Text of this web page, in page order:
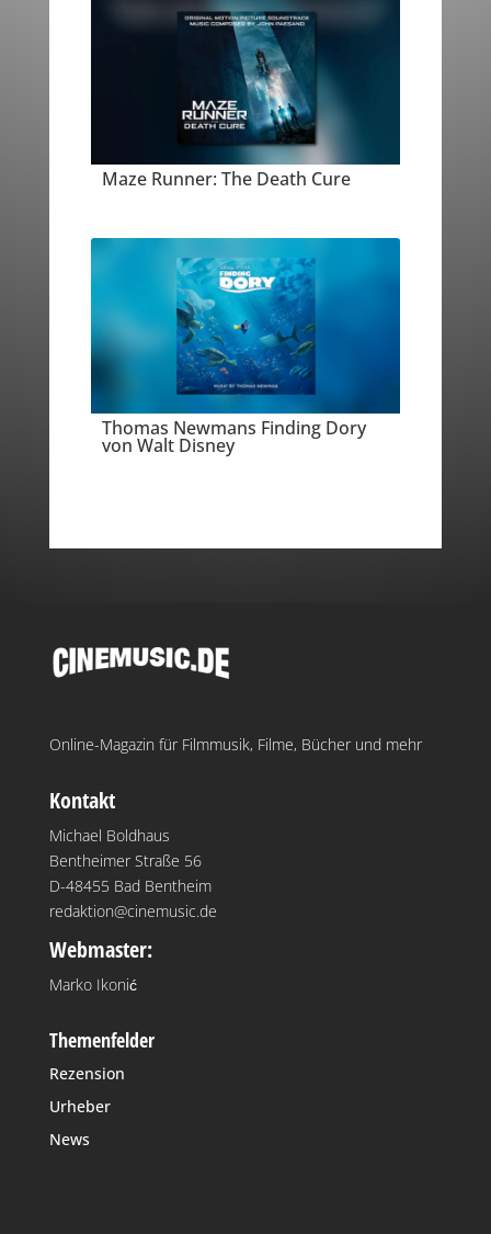
Maze Runner: The Death Cure
Thomas Newmans Finding Dory
von Walt Disney
Online-Magazin für Filmmusik, Filme, Bücher und mehr
Kontakt
Michael Boldhaus
Bentheimer Straße 56
D-48455 Bad Bentheim
redaktion@cinemusic.de
Webmaster:
Marko Ikonić
Themenfelder
Rezension
Urheber
News